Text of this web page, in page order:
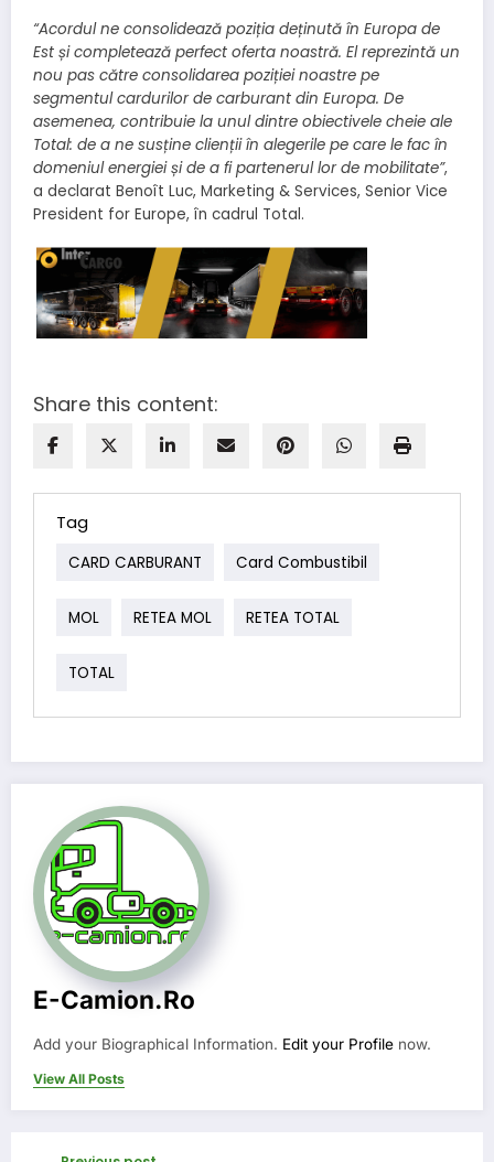
“Acordul ne consolidează poziția deținută în Europa de
Est și completează perfect oferta noastră. El reprezintă un
nou pas către consolidarea poziției noastre pe
segmentul cardurilor de carburant din Europa. De
asemenea, contribuie la unul dintre obiectivele cheie ale
Total: de a ne susține clienții în alegerile pe care le fac în
domeniul energiei și de a fi partenerul lor de mobilitate”,
a declarat Benoît Luc, Marketing & Services, Senior Vice
President for Europe, în cadrul Total.
Share this content:
Tag
CARD CARBURANT Card Combustibil
MOL RETEA MOL RETEA TOTAL
TOTAL
E-Camion.ro
Add your Biographical Information. Edit your Profile now.
View All Posts